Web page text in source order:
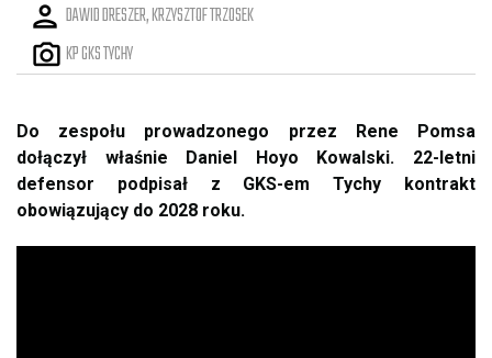
DAWID DRESZER, KRZYSZTOF TRZOSEK
KP GKS TYCHY
Do zespołu prowadzonego przez Rene Pomsa
dołączył właśnie Daniel Hoyo Kowalski. 22-letni
defensor podpisał z GKS-em Tychy kontrakt
obowiązujący do 2028 roku.